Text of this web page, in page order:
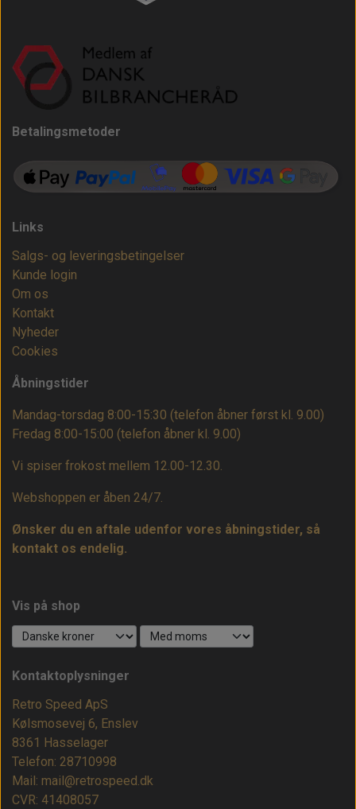
Betalingsmetoder
Links
Salgs- og leveringsbetingelser
Kunde login
Om os
Kontakt
Nyheder
Cookies
Åbningstider
Mandag-torsdag 8:00-15:30 (telefon åbner først kl. 9.00)
Fredag 8:00-15:00 (telefon åbner kl. 9.00)
Vi spiser frokost mellem 12.00-12.30.
Webshoppen er åben 24/7.
Ønsker du en aftale udenfor vores åbningstider, så
kontakt os endelig.
Vis på shop
Kontaktoplysninger
Retro Speed ApS
Kølsmosevej 6, Enslev
8361 Hasselager
Telefon: 28710998
Mail: mail@retrospeed.dk
CVR: 41408057